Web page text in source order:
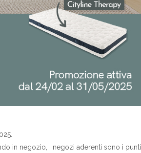
in negozio, i negozi aderenti sono i punti